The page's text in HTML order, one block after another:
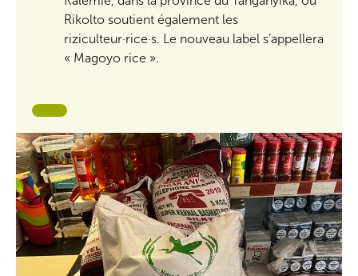
Rikolto soutient également les
riziculteur·rice·s. Le nouveau label s’appellera
« Magoyo rice ».